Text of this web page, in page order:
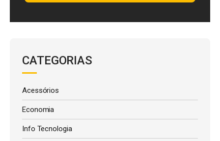
CATEGORIAS
Acessórios
Economia
Info Tecnologia